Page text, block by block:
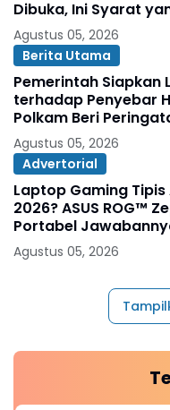
Dibuka, Ini Syarat
Agustus 05, 2026
Berita Utama
Pemerintah Siapkan
terhadap Penyebar
Polkam Beri
Agustus 05, 2026
Advertorial
Laptop Gaming
2026? ASUS ROG™
Portabel
Agustus 05, 2026